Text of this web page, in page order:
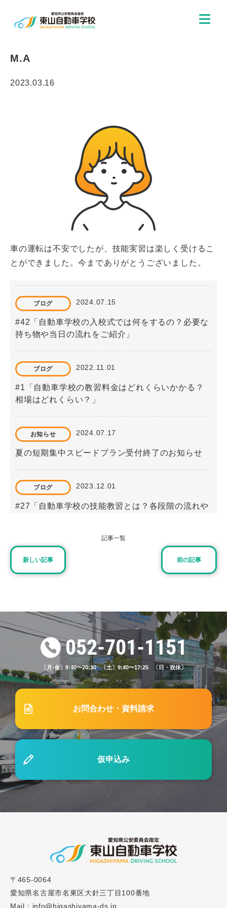
M.A
2023.03.16
車の運転は不安でしたが、技能実習は楽しく受けるこ
とができました。今までありがとうございました。
ブログ 2024.07.15
#42「自動車学校の入校式では何をするの？必要な
持ち物や当日の流れをご紹介」
ブログ 2022.11.01
#1「自動車学校の教習料金はどれくらいかかる？
相場はどれくらい？」
お知らせ 2024.07.17
夏の短期集中スピードプラン受付終了のお知らせ
ブログ 2023.12.01
#27「自動車学校の技能教習とは？各段階の流れや
#49「 路上教習のポイントとは？一回目の教習内容
ブログ 2025.02.24
#55「社会人におすすめの自動車学校とは？効率よ
く免許を取得する方」
ブログ 2026.03.08
#75 自動車学校で起こりがちなトラブルと、後悔し
ないための対策
#4「自動車学校の「通学」と「合宿」どちらが良
い？メリットとデメリットをご紹介」
ブログ 2023.12.15
ポイントを解説」
ブログ
#33 「東山自動車学校で卒業するにはどのくらいの
新しい記事
記事一覧
前の記事
052-701-1151
〔月-金〕9:40〜20:30 〔土〕9:40〜17:25 〔日・祝休〕
お問合わせ・資料請求
仮申込み
〒465-0064
愛知県名古屋市名東区大針三丁目100番地
Mail：info@higashiyama-ds.jp